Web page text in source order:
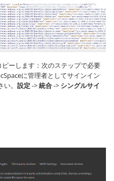
ーします：次のステップで必要
に管理者としてサインイン
。 設定 ->統合-> シングルサイ